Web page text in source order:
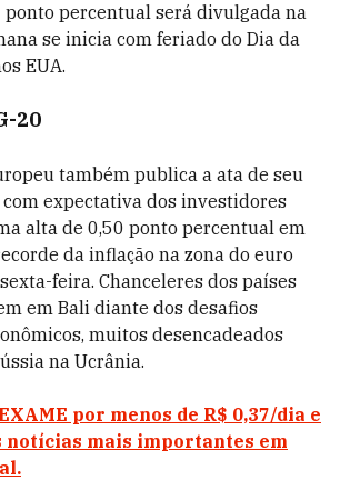
ponto percentual será divulgada na
se inicia com feriado do Dia da
EUA.
20
também publica a ata de seu
expectativa dos investidores
alta de 0,50 ponto percentual em
da inflação na zona do euro
feira. Chanceleres dos países
em Bali diante dos desafios
muitos desencadeados
na Ucrânia.
por menos de R$ 0,37/dia e
notícias mais importantes em